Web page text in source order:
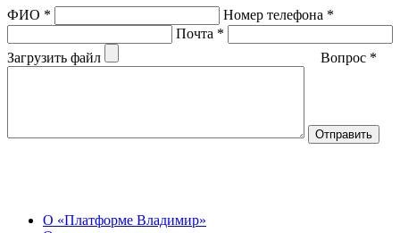
ФИО * Номер телефона *
Почта *
Загрузить файл
Вопрос *
О «Платформе Владимир»